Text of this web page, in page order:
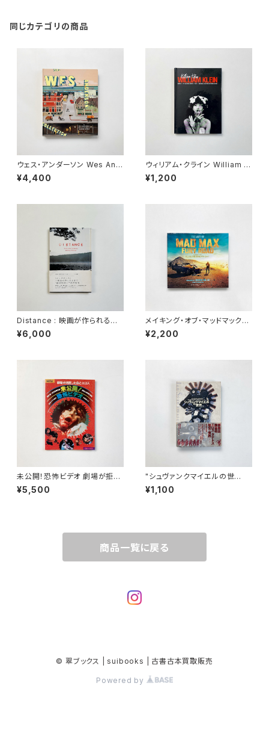
同じカテゴリの商品
ウェス・アンダーソン Wes And
erson | The Wes Anderson
collection
¥4,400
ウィリアム・クライン William Kl
ein | In&out of fashion mo
del couple original motio
¥1,200
Distance : 映画が作られるま
で （Switch library） | 是枝裕
和 文 / 若木信吾 写真
¥6,000
メイキング・オブ・マッドマック
ス 怒りのデス・ロード | アビ
ー・バーンスタイン 著 / 矢口誠
¥2,200
未公開！恐怖ビデオ 劇場が拒否
した血とエロス (BAMBOO M
OOK) | 小松雅俊 編 / 竹内義
¥5,500
"シュヴァンクマイエルの世
界" ヤン・シュヴァンクマイエ
ル 著 / 赤塚若樹 編集・翻訳 / く
¥1,100
商品一覧に戻る
© 翠ブックス | suibooks | 古書古本買取販売
Powered by